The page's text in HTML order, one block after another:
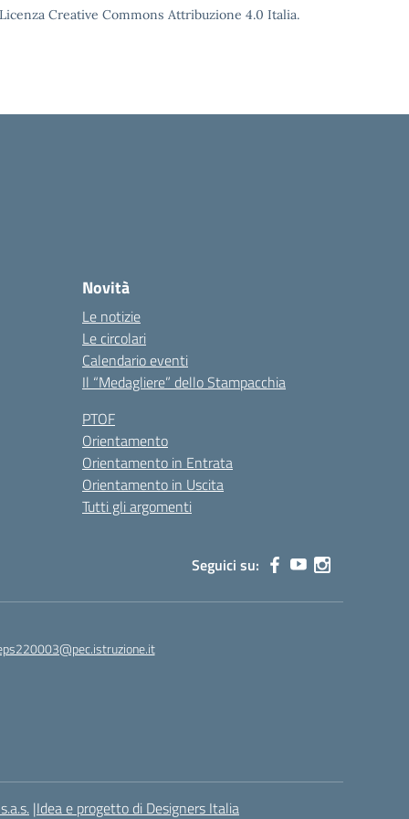
Creative Commons Attribuzione 4.0 Italia.
Novità
Le notizie
Le circolari
Calendario eventi
Il “Medagliere” dello Stampacchia
PTOF
Orientamento
Orientamento in Entrata
Orientamento in Uscita
Tutti gli argomenti
Seguici su:
|Idea e progetto di Designers Italia